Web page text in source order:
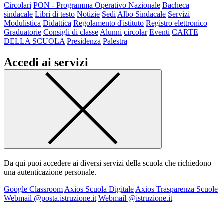
Circolari PON - Programma Operativo Nazionale Bacheca
sindacale Libri di testo Notizie Sedi Albo Sindacale Servizi
Modulistica Didattica Regolamento d'istituto Registro elettronico
Graduatorie Consigli di classe Alunni circolar Eventi CARTE
DELLA SCUOLA Presidenza Palestra
Accedi ai servizi
Da qui puoi accedere ai diversi servizi della scuola che richiedono
una autenticazione personale.
Google Classroom Axios Scuola Digitale Axios Trasparenza Scuole
Webmail @posta.istruzione.it Webmail @istruzione.it